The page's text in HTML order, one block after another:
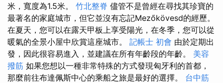
米，寬度為1.5米。 竹北整脊 儘管不是曾經在尋找其珍寶的
最著名的家庭城市，但它並沒有忘記Mezőkövesd的經歷。
在夏天，您可以在露天甲板上享受陽光，在冬季，您可以從
暖氣的全景小屋中欣賞這座城市。 記帳士 初會 由於定期出
發，因此很容易進入，並建議在所有年齡段的年齡。 美容
撥筋 如果您想以一種非常特殊的方式發現匈牙利的首都，
那麼前往布達佩斯中心的乘船之旅是最好的選擇。 台中筋